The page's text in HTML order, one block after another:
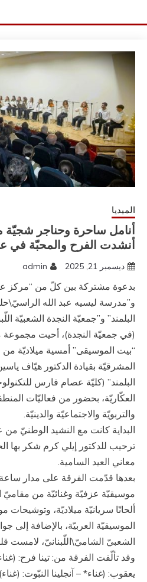
to
هياف ياسين
الميديا
أنامل ساحرة وحناجر
أنشدت الفرح والمحبّة في
ديسمبر 21, 2025 admin
بدعوة مشتركة بين كلّ من “مركز
و”مدرسة ليسيه عبد الله
البلمند” و”جمعيّة النجدة الشعبيّة
(في جمعيّة النجدة)، أحيت
“بيت الموسيقى” أمسية ميلاديّة من
المشرقيّة بقيادة الدكتور هيّاف
البلمند” (كليّة عصام فارس
العكّاريّة، بحضور من فعاليّات
والتربويّة والاجتماعيّة والدينيّة.
البداية كانت مع النشيد الوطنيّ
ترحيب للدكتور إيلي كرم شكر بها
معاني العيد السامية.
بعدها قدّمت الفرقة على مدار
موسيقيّة عزفيّة وغنائيّة من مقاميّ
ألحانًا سريانيّة ميلاديّة،
الموسيقيّة العربيّة، بالإضافة إلى
الشعبيّ الشاميّ\اللّبنانيّ، لامست
وقد تألّفت الفرقة من: تينا فرح:
يعقوب: (غناء* – آنجلينا النبّوت: